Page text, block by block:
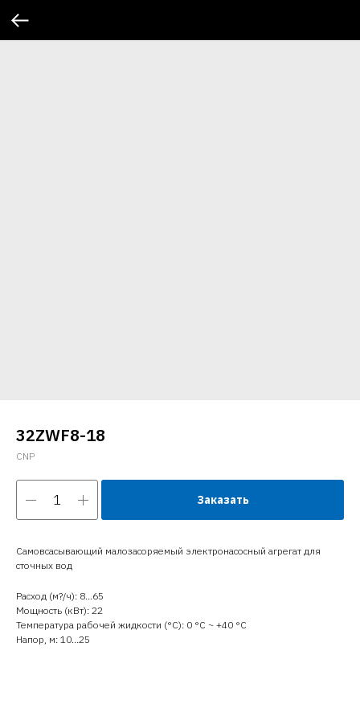
32ZWF8-18
CNP
Заказать
Самовсасывающий малозасоряемый электронасосный агрегат для
сточных вод
Расход (м?/ч): 8…65
Мощность (кВт): 22
Температура рабочей жидкости (°C): 0 °С ~ +40 °С
Напор, м: 10…25